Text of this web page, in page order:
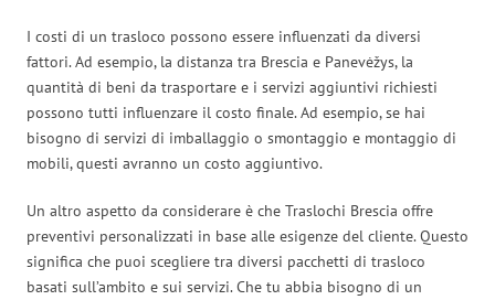
I costi di un trasloco possono essere influenzati da diversi
fattori. Ad esempio, la distanza tra Brescia e Panevėžys, la
quantità di beni da trasportare e i servizi aggiuntivi richiesti
possono tutti influenzare il costo finale. Ad esempio, se hai
bisogno di servizi di imballaggio o smontaggio e montaggio di
mobili, questi avranno un costo aggiuntivo.
Un altro aspetto da considerare è che Traslochi Brescia offre
preventivi personalizzati in base alle esigenze del cliente. Questo
significa che puoi scegliere tra diversi pacchetti di trasloco
basati sull’ambito e sui servizi. Che tu abbia bisogno di un